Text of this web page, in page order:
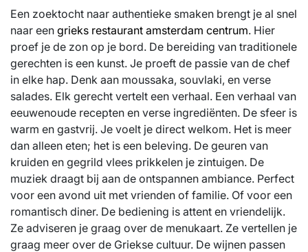
Een zoektocht naar authentieke smaken brengt je al snel
naar een grieks restaurant amsterdam centrum. Hier
proef je de zon op je bord. De bereiding van traditionele
gerechten is een kunst. Je proeft de passie van de chef
in elke hap. Denk aan moussaka, souvlaki, en verse
salades. Elk gerecht vertelt een verhaal. Een verhaal van
eeuwenoude recepten en verse ingrediënten. De sfeer is
warm en gastvrij. Je voelt je direct welkom. Het is meer
dan alleen eten; het is een beleving. De geuren van
kruiden en gegrild vlees prikkelen je zintuigen. De
muziek draagt bij aan de ontspannen ambiance. Perfect
voor een avond uit met vrienden of familie. Of voor een
romantisch diner. De bediening is attent en vriendelijk.
Ze adviseren je graag over de menukaart. Ze vertellen je
graag meer over de Griekse cultuur. De wijnen passen